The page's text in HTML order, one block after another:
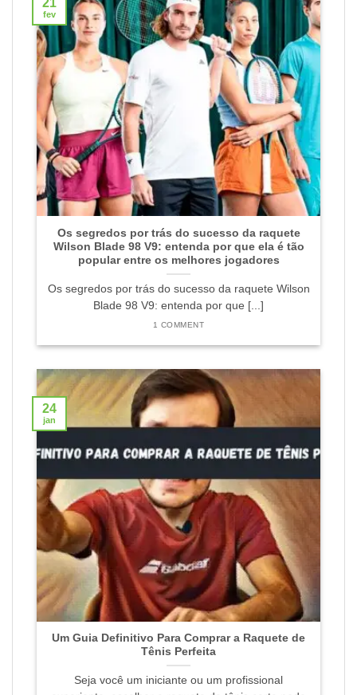
Os segredos por trás do sucesso da raquete
Wilson Blade 98 V9: entenda por que ela é tão
popular entre os melhores jogadores
Os segredos por trás do sucesso da raquete Wilson
Blade 98 V9: entenda por que [...]
1 COMMENT
21
fev
Um Guia Definitivo Para Comprar a Raquete de
Tênis Perfeita
Seja você um iniciante ou um profissional
24
jan